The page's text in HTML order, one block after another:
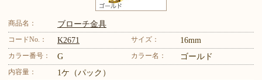
商品名： ブローチ金具
コードNo.： K2671 サイズ： 16mm
カラー番号： G カラー名： ゴールド
内容量： 1ケ（パック）